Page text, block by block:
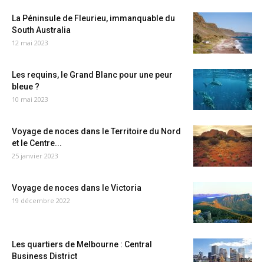
La Péninsule de Fleurieu, immanquable du
South Australia
12 mai 2023
Les requins, le Grand Blanc pour une peur
bleue ?
10 mai 2023
Voyage de noces dans le Territoire du Nord
et le Centre...
25 janvier 2023
Voyage de noces dans le Victoria
19 décembre 2022
Les quartiers de Melbourne : Central
Business District